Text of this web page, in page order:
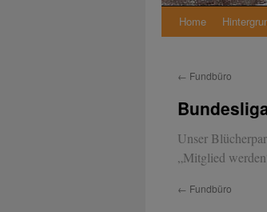
Home
← Fundbüro
Unser
„Mitglied
← Fundbüro